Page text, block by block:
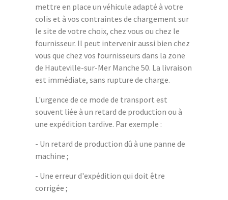
mettre en place un véhicule adapté à votre
colis et à vos contraintes de chargement sur
le site de votre choix, chez vous ou chez le
fournisseur. Il peut intervenir aussi bien chez
vous que chez vos fournisseurs dans la zone
de Hauteville-sur-Mer Manche 50. La livraison
est immédiate, sans rupture de charge.
L'urgence de ce mode de transport est
souvent liée à un retard de production ou à
une expédition tardive. Par exemple :
- Un retard de production dû à une panne de
machine ;
- Une erreur d'expédition qui doit être
corrigée ;